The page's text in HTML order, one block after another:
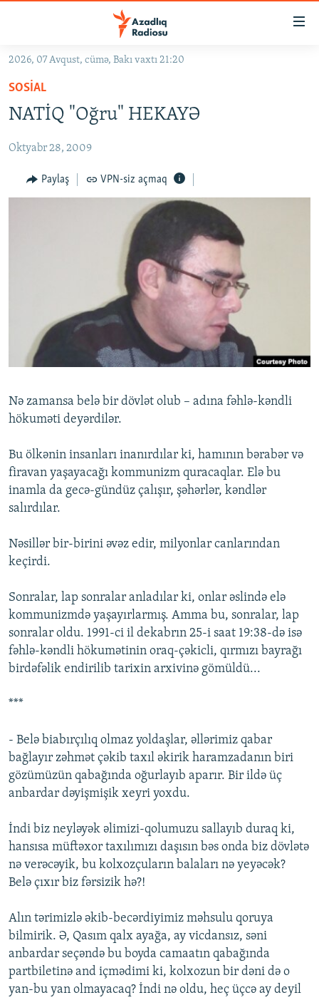
Əsas
qayıt
Əsas
naviqasiyaya
qayıt
GÜNDƏM
#İZAHLA
KORRUPSIOMETR
#ƏSLINDƏ
FƏRQƏ BAX
İNFOQRAFIKA
KARIKATURA
AZƏRBAYCAN ƏDƏBIYYATI KITABXANASI
İSLAM VƏ DEMOKRATIYA
MISSIYAMIZ
PEŞƏ ETIKASI VƏ JURNALISTIKA STANDARTLARIMIZ
XƏBƏR BÜLLETENLƏRIMIZ
BIZI IZLƏ
RFE/RL-in bütün saytları
2026, 07 Avqust, cümə, Bakı vaxtı 21:20
SOSIAL
NATİQ "Oğru" HEKAYƏ
Oktyabr 28, 2009
Paylaş VPN-siz açmaq
Nə zamansa belə bir dövlət olub – adına fəhlə-kəndli
hökuməti deyərdilər.
Bu ölkənin insanları inanırdılar ki, hamının bərabər və
firavan yaşayacağı kommunizm quracaqlar. Elə bu
inamla da gecə-gündüz çalışır, şəhərlər, kəndlər
salırdılar.
Nəsillər bir-birini əvəz edir, milyonlar canlarından
keçirdi.
Sonralar, lap sonralar anladılar ki, onlar əslində elə
kommunizmdə yaşayırlarmış. Amma bu, sonralar, lap
sonralar oldu. 1991-ci il dekabrın 25-i saat 19:38-də isə
fəhlə-kəndli hökumətinin oraq-çəkicli, qırmızı bayrağı
birdəfəlik endirilib tarixin arxivinə gömüldü...
***
- Belə biabırçılıq olmaz yoldaşlar, əllərimiz qabar
bağlayır zəhmət çəkib taxıl əkirik haramzadanın biri
gözümüzün qabağında oğurlayıb aparır. Bir ildə üç
anbardar dəyişmişik xeyri yoxdu.
İndi biz neyləyək əlimizi-qolumuzu sallayıb duraq ki,
hansısa müftəxor taxılımızı daşısın bəs onda biz dövlətə
nə verəcəyik, bu kolxozçuların balaları nə yeyəcək?
Belə çıxır biz fərsizik hə?!
Alın tərimizlə əkib-becərdiyimiz məhsulu qoruya
bilmirik. Ə, Qasım qalx ayağa, ay vicdansız, səni
anbardar seçəndə bu boyda camaatın qabağında
partbiletinə and içmədimi ki, kolxozun bir dəni də o
yan-bu yan olmayacaq? İndi nə oldu, heç üçcə ay deyil